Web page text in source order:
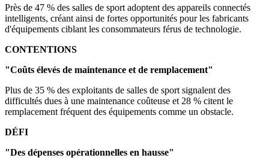
Près de 47 % des salles de sport adoptent des appareils connectés
intelligents, créant ainsi de fortes opportunités pour les fabricants
d'équipements ciblant les consommateurs férus de technologie.
CONTENTIONS
"Coûts élevés de maintenance et de remplacement"
Plus de 35 % des exploitants de salles de sport signalent des
difficultés dues à une maintenance coûteuse et 28 % citent le
remplacement fréquent des équipements comme un obstacle.
DÉFI
"Des dépenses opérationnelles en hausse"